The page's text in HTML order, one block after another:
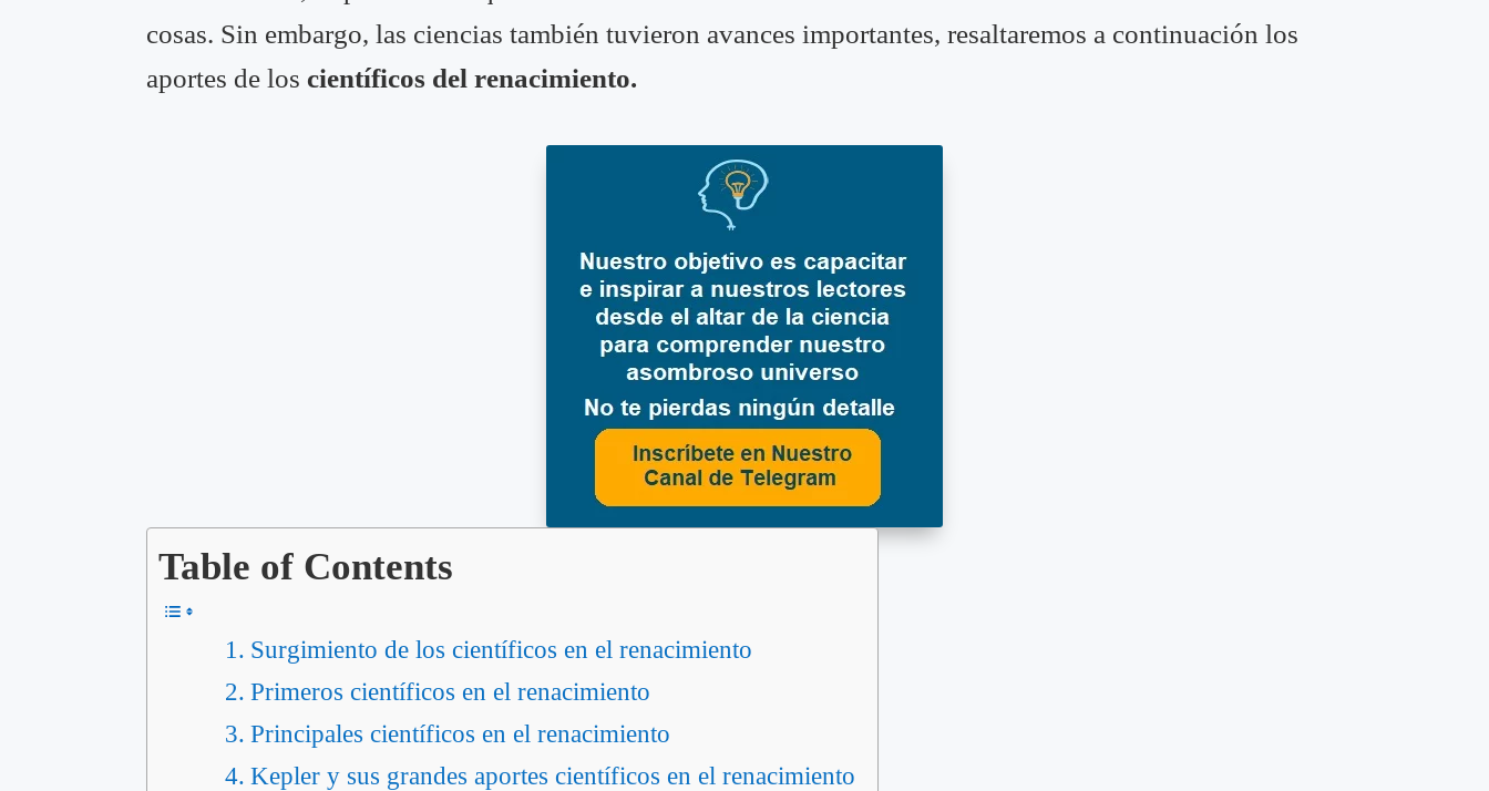
cosas. Sin embargo, las ciencias también tuvieron avances importantes, resaltaremos a continuación los
aportes de los científicos del renacimiento.
Table of Contents
Surgimiento de los científicos en el renacimiento
Primeros científicos en el renacimiento
Principales científicos en el renacimiento
Kepler y sus grandes aportes científicos en el renacimiento